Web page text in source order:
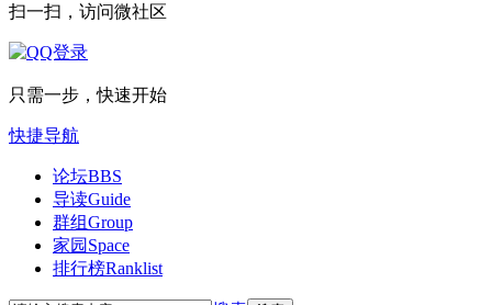
扫一扫，访问微社区
只需一步，快速开始
快捷导航
论坛BBS
导读Guide
群组Group
家园 Space
排行榜Ranklist